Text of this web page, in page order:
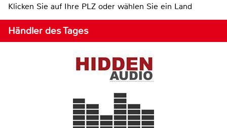
Klicken Sie auf Ihre PLZ oder wählen Sie ein Land
Händler des Tages